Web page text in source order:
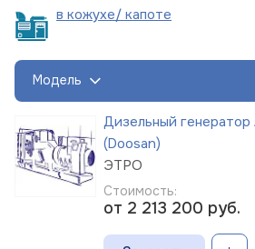
в кожухе/ капоте
Модель
Дизельный
(Doosan)
ЭТРО
Стоимость:
от 2 213 200 руб.